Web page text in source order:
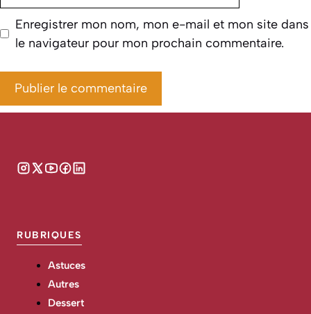
Enregistrer mon nom, mon e-mail et mon site dans
le navigateur pour mon prochain commentaire.
RUBRIQUES
Astuces
Autres
Dessert